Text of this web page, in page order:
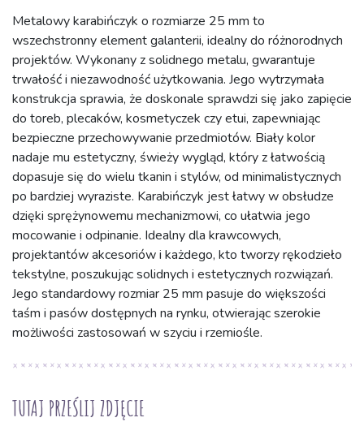
Metalowy karabińczyk o rozmiarze 25 mm to
wszechstronny element galanterii, idealny do różnorodnych
projektów. Wykonany z solidnego metalu, gwarantuje
trwałość i niezawodność użytkowania. Jego wytrzymała
konstrukcja sprawia, że doskonale sprawdzi się jako zapięcie
do toreb, plecaków, kosmetyczek czy etui, zapewniając
bezpieczne przechowywanie przedmiotów. Biały kolor
nadaje mu estetyczny, świeży wygląd, który z łatwością
dopasuje się do wielu tkanin i stylów, od minimalistycznych
po bardziej wyraziste. Karabińczyk jest łatwy w obsłudze
dzięki sprężynowemu mechanizmowi, co ułatwia jego
mocowanie i odpinanie. Idealny dla krawcowych,
projektantów akcesoriów i każdego, kto tworzy rękodzieło
tekstylne, poszukując solidnych i estetycznych rozwiązań.
Jego standardowy rozmiar 25 mm pasuje do większości
taśm i pasów dostępnych na rynku, otwierając szerokie
możliwości zastosowań w szyciu i rzemiośle.
TUTAJ PRZEŚLIJ ZDJĘCIE